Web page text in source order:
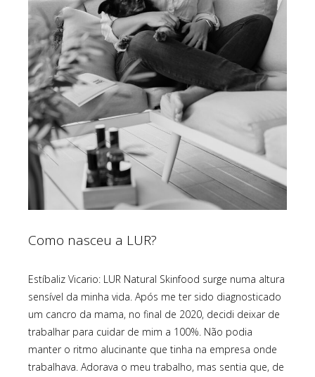
Como nasceu a LUR?
Estíbaliz Vicario: LUR Natural Skinfood surge numa altura
sensível da minha vida. Após me ter sido diagnosticado
um cancro da mama, no final de 2020, decidi deixar de
trabalhar para cuidar de mim a 100%. Não podia
manter o ritmo alucinante que tinha na empresa onde
trabalhava. Adorava o meu trabalho, mas sentia que, de